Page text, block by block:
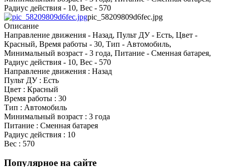
Радиус действия - 10, Вес - 570
pic_58209809d6fec.jpg
Описание
Направление движения - Назад, Пульт ДУ - Есть, Цвет -
Красный, Время работы - 30, Тип - Автомобиль,
Минимальный возраст - 3 года, Питание - Сменная батарея,
Радиус действия - 10, Вес - 570
Направление движения : Назад
Пульт ДУ : Есть
Цвет : Красный
Время работы : 30
Тип : Автомобиль
Минимальный возраст : 3 года
Питание : Сменная батарея
Радиус действия : 10
Вес : 570
Популярное на сайте